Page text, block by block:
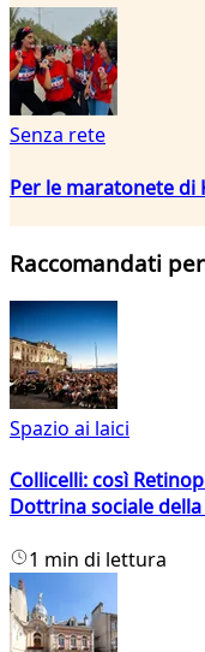
Senza rete
Per le maratonete
Raccomandati
Spazio ai laici
Collicelli: così
Dottrina sociale della
1 min di lettura